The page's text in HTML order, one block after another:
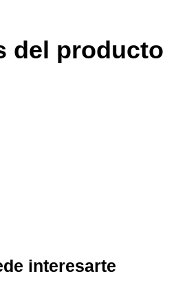
del producto
interesarte